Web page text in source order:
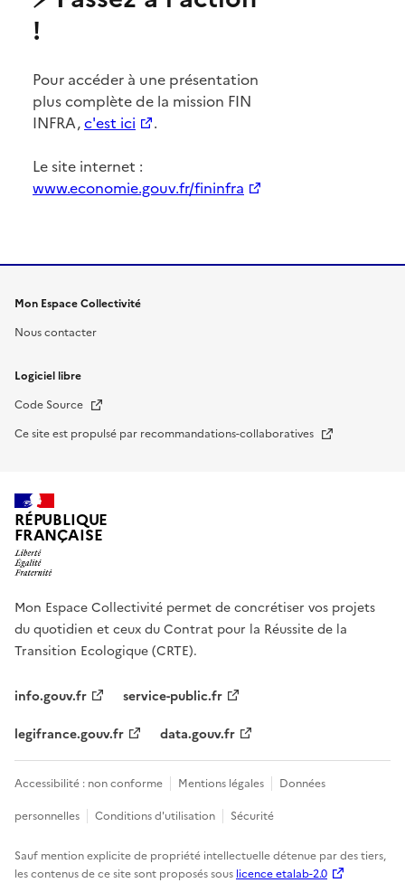
!
Pour accéder à une présentation
plus complète de la mission FIN
INFRA,c'est ici
.
Le site internet :
www.economie.gouv.fr/fininfra
Mon Espace Collectivité
Nous contacter
Logiciel libre
Code Source Nouvelle fenêtre
Ce site est propulsé par recommandations-collaboratives Nouvelle fenêtre
RÉPUBLIQUE
FRANÇAISE
Mon Espace Collectivité permet de concrétiser vos projets
du quotidien et ceux du Contrat pour la Réussite de la
Transition Ecologique (CRTE).
info.gouv.fr
service-public.fr
legifrance.gouv.fr
data.gouv.fr
Accessibilité : non conforme Mentions légales
Données
personnelles
Conditions d'utilisation Sécurité
Sauf mention explicite de propriété intellectuelle détenue par des tiers,
les contenus de ce site sont proposés sous licence etalab-2.0